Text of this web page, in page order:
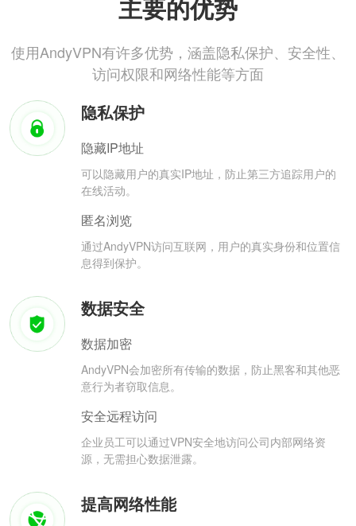
主要的优势
使用AndyVPN有许多优势，涵盖隐私保护、安全性、
访问权限和网络性能等方面
隐私保护
隐藏IP地址
可以隐藏用户的真实IP地址，防止第三方追踪用户的
在线活动。
匿名浏览
通过AndyVPN访问互联网，用户的真实身份和位置信
息得到保护。
数据安全
数据加密
AndyVPN会加密所有传输的数据，防止黑客和其他恶
意行为者窃取信息。
安全远程访问
企业员工可以通过VPN安全地访问公司内部网络资
源，无需担心数据泄露。
提高网络性能